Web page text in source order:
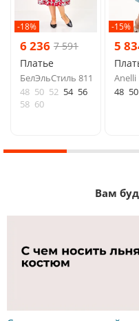
-18%
6 236 7 591
Платье
БелЭльСтиль 811
48 50 52 54 56
58 60
-15%
5
Anelli
48 50
Вам